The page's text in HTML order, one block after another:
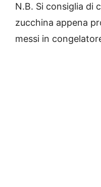
N.B. Si consiglia di
zucchina appena
messi in